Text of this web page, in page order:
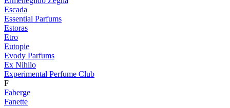
Escada
Essential Parfums
Estoras
Etro
Eutopie
Evody Parfums
Ex Nihilo
Experimental Perfume Club
F
Faberge
Fanette